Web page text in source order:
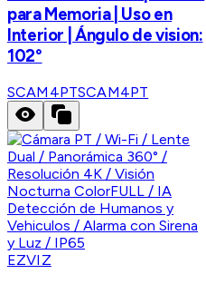
para Memoria | Uso en
Interior | Ángulo de vision:
102°
SCAM4PTSCAM4PT
EZVIZ